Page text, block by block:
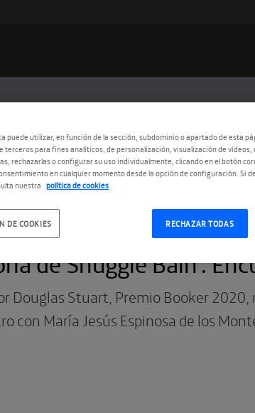
de Shuggie Bain’.
Douglas Stuart, Premio Booker
con María Jesús Espinosa de los
puede utilizar, en función de la sección, subdominio o apartado de esta
terceros para fines analíticos, de personalización, visualización de
rechazarlas o configurar su uso individualmente, clicando en el botón
en cualquier momento desde la opción de configuración. Si
nuestra política de cookies
RECHAZAR TODAS
DE COOKIES